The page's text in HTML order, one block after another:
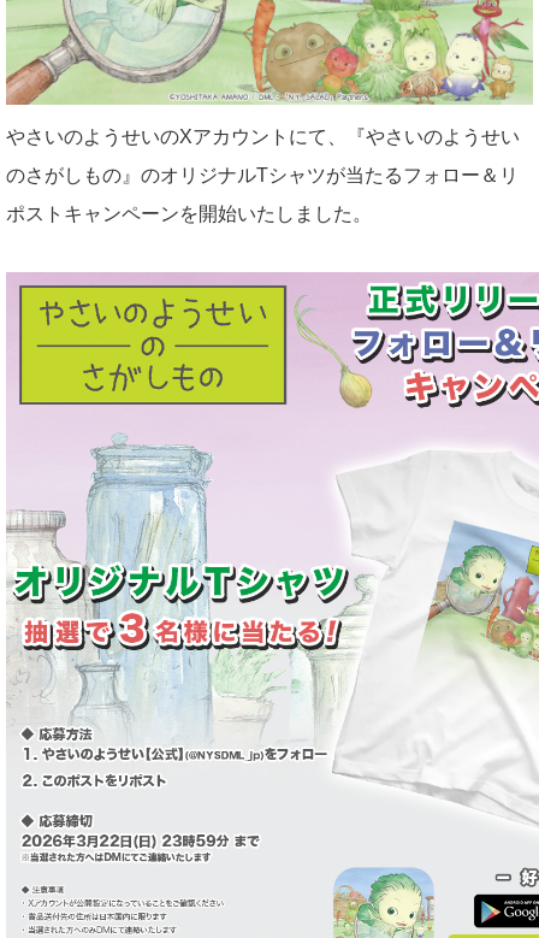
プライバシーポリシー
採用情報
やさいのようせいのXアカウントにて、『やさいのようせい
のさがしもの』のオリジナルTシャツが当たるフォロー＆リ
ポストキャンペーンを開始いたしました。